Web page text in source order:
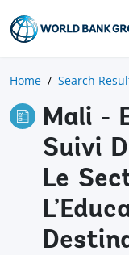
Home Search
Mali -
Suivi
Le